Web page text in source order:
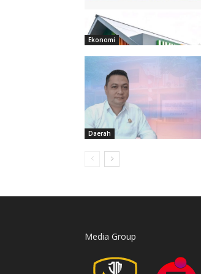
Ekonomi
Daerah
Media Group